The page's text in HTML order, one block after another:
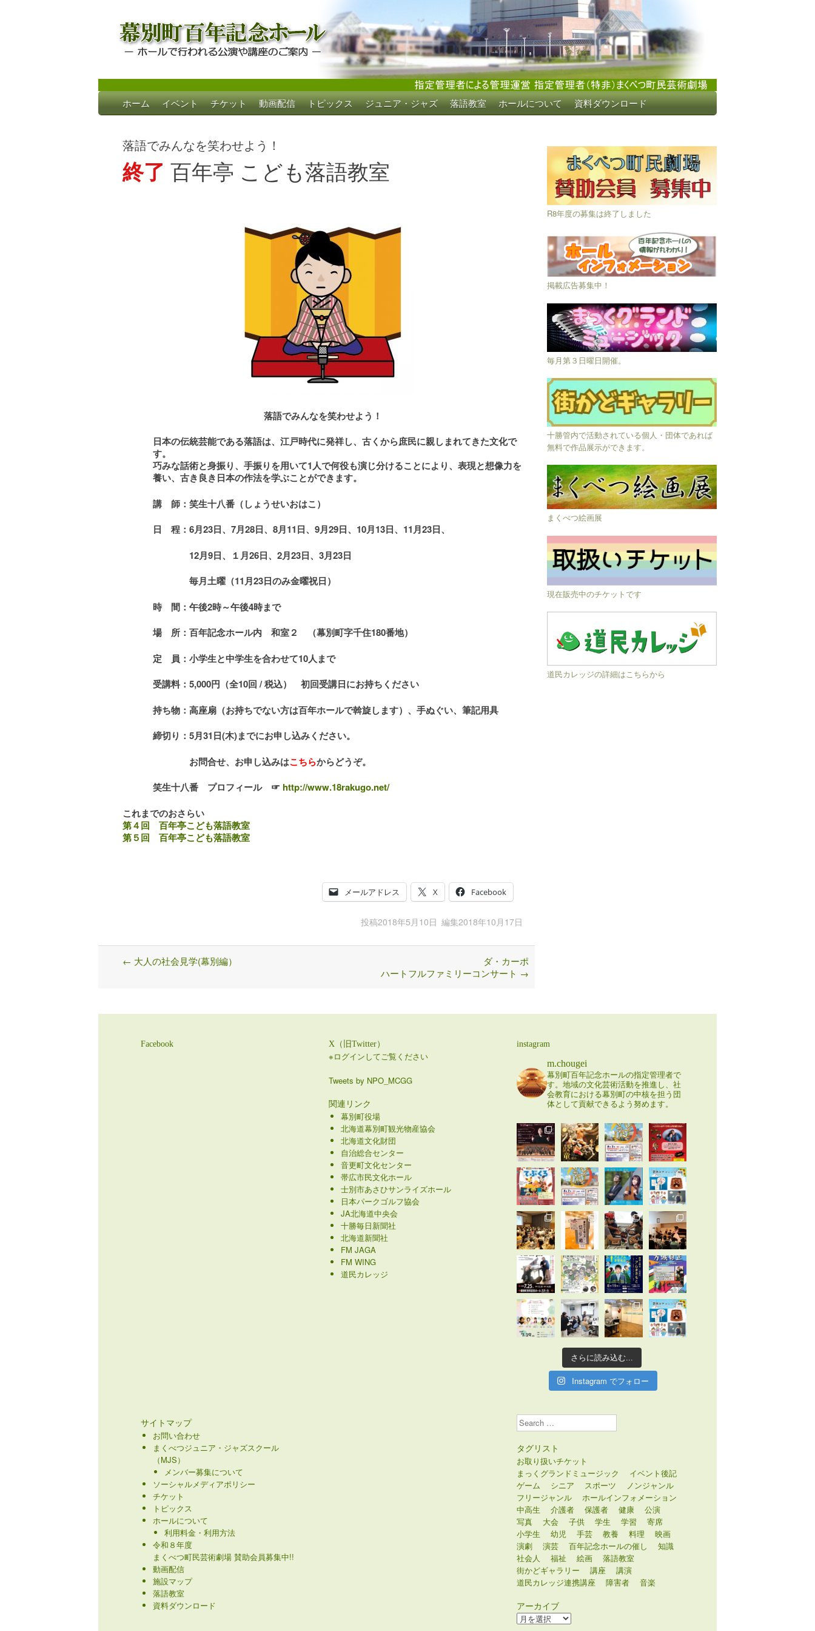
幕別町百年記念ホール
ホールで行われる公演や講座のご案内
Skip
to
ホーム イベント チケット 動画配信 トピックス ジュニア・ジャズ 落語教室 ホールについて 資料ダウンロード
落語でみんなを笑わせよう！
終了 百年亭 こども落語教室
落語でみんなを笑わせよう！
日本の伝統芸能である落語は、江戸時代に発祥し、古くから庶民に親しまれてきた文化で
す。
巧みな話術と身振り、手振りを用いて1人で何役も演じ分けることにより、表現と想像力を
養い、古き良き日本の作法を学ぶことができます。
講 師：笑生十八番（しょうせいおはこ）
日 程：6月23日、7月28日、8月11日、9月29日、10月13日、11月23日、
12月9日、１月26日、2月23日、3月23日
毎月土曜（11月23日のみ金曜祝日）
時 間：午後2時～午後4時まで
場 所：百年記念ホール内 和室２ （幕別町字千住180番地）
定 員：小学生と中学生を合わせて10人まで
受講料：5,000円 （全10回 / 税込） 初回受講日にお持ちください
持ち物：高座扇（お持ちでない方は百年ホールで斡旋します）、手ぬぐい、筆記用具
締切り：5月31日(木)までにお申し込みください。
お問合せ、お申し込みはこちらからどうぞ。
笑生十八番 プロフィール ☞ http://www.18rakugo.net/
これまでのおさらい
第４回 百年亭こども落語教室
第５回 百年亭こども落語教室
メールアドレス X Facebook
投稿2018年5月10日 編集2018年10月17日
Post
← 大人の社会見学(幕別編）
ダ・カーポ
ハートフルファミリーコンサート →
R8年度の募集は終了しました
掲載広告募集中！
毎月第３日曜日開催。
十勝管内で活動されている個人・団体であれば
無料で作品展示ができます。
まくべつ絵画展
現在販売中のチケットです
道民カレッジの詳細はこちらから
Facebook
サイトマップ
お問い合わせ
まくべつジュニア・ジャズスクール
（MJS）
メンバー募集について
ソーシャルメディアポリシー
チケット
トピックス
ホールについて
利用料金・利用方法
令和８年度
まくべつ町民芸術劇場 賛助会員募集中!!
動画配信
施設マップ
落語教室
資料ダウンロード
X（旧Twitter）
※ログインしてご覧ください
Tweets by NPO_MCGG
関連リンク
幕別町役場
北海道幕別町観光物産協会
北海道文化財団
自治総合センター
音更町文化センター
帯広市民文化ホール
士別市あさひサンライズホール
日本パークゴルフ協会
JA北海道中央会
十勝毎日新聞社
北海道新聞社
FM JAGA
FM WING
道民カレッジ
instagram
m.chougei
幕別町百年記念ホールの指定管理者で
す。地域の文化芸術活動を推進し、社
会教育における幕別町の中核を担う団
体として貢献できるよう努めます。
さらに読み込む...
Instagram でフォロー
Search
タグリスト
お取り扱いチケット
まっくグランドミュージック
イベント後記
ゲーム
シニア スポーツ
ノンジャンル
フリージャンル
ホールインフォメーション
中高生
介護者 保護者 健康
公演
写真
大会 子供 学生 学習
寄席
小学生
幼児 手芸 教養 料理
映画
演劇
演芸 百年記念ホールの催し
知識
社会人
福祉 絵画
落語教室
街かどギャラリー
講座
講演
道民カレッジ連携講座
障害者 音楽
アーカイブ
ア